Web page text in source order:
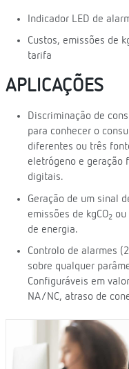
Indicador LED de
Custos, emissões de
tarifa
APLICAÇÕES
Discriminação de
para conhecer o
diferentes ou três
eletrógeno e geração
digitais.
Geração de um sinal
emissões de kgCO2 ou
de energia.
Controlo de alarmes
sobre qualquer
Configuráveis em
NA/NC, atraso de